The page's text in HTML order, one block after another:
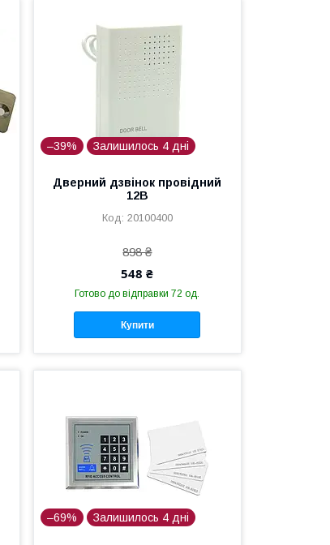
–39% Залишилось 4 дні
Дверний дзвінок провідний
12В
20100400
898 ₴
548 ₴
Готово до відправки 72 од.
Купити
–69% Залишилось 4 дні